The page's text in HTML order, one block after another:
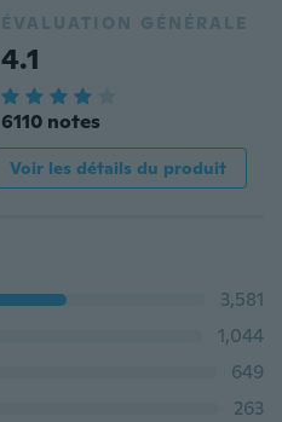
ÉVALUATION GÉNÉRALE
4.1
6110 notes
Voir les détails du produit
3,581
1,044
649
263